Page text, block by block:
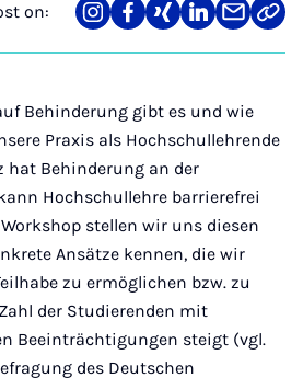
on:
Share
on
Teilen
auf
Teilen
auf
Teilen
auf
Teilen
über
Mail
Link
Behinderung gibt es und wie
Praxis als Hochschullehrende
hat Behinderung an der
Hochschullehre barrierefrei
stellen wir uns diesen
Ansätze kennen, die wir
zu ermöglichen bzw. zu
der Studierenden mit
Beeinträchtigungen steigt (vgl.
des Deutschen